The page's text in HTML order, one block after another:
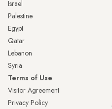
Israel
Palestine
Egypt
Qatar
Lebanon
Syria
Terms of Use
Visitor Agreement
Privacy Policy